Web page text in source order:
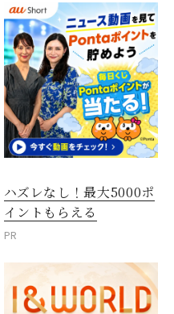
ハズレなし！最大5000ポ
イントもらえる
PR